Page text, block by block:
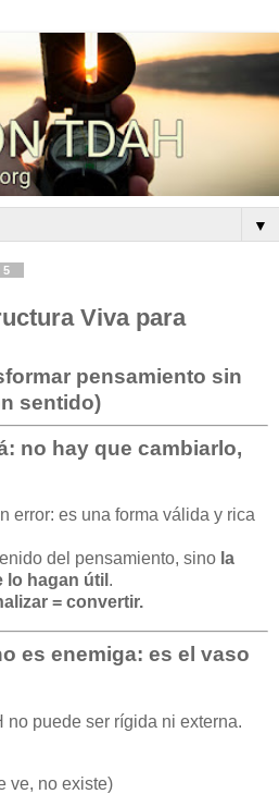
▼
Viva para
pensamiento sin
sentido)
no hay que cambiarlo,
error: es una forma válida y rica
del pensamiento, sino la
lo hagan útil .
= convertir.
es enemiga: es el vaso
no puede ser rígida ni externa.
ve, no existe)